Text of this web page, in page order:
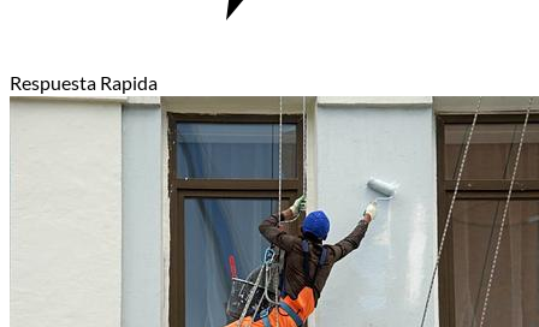
Respuesta Rapida